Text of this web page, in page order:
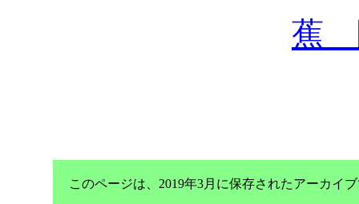
蕉
このページは、2019年3月に保存されたアーカイ